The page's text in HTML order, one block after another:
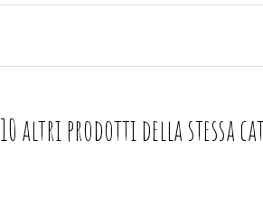
10 altri prodotti della stessa